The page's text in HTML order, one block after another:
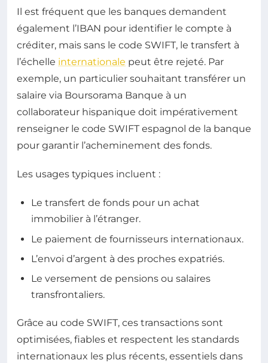
Il est fréquent que les banques demandent
également l’IBAN pour identifier le compte à
créditer, mais sans le code SWIFT, le transfert à
l’échelle internationale peut être rejeté. Par
exemple, un particulier souhaitant transférer un
salaire via Boursorama Banque à un
collaborateur hispanique doit impérativement
renseigner le code SWIFT espagnol de la banque
pour garantir l’acheminement des fonds.
Les usages typiques incluent :
Le transfert de fonds pour un achat
immobilier à l’étranger.
Le paiement de fournisseurs internationaux.
L’envoi d’argent à des proches expatriés.
Le versement de pensions ou salaires
transfrontaliers.
Grâce au code SWIFT, ces transactions sont
optimisées, fiables et respectent les standards
internationaux les plus récents, essentiels dans